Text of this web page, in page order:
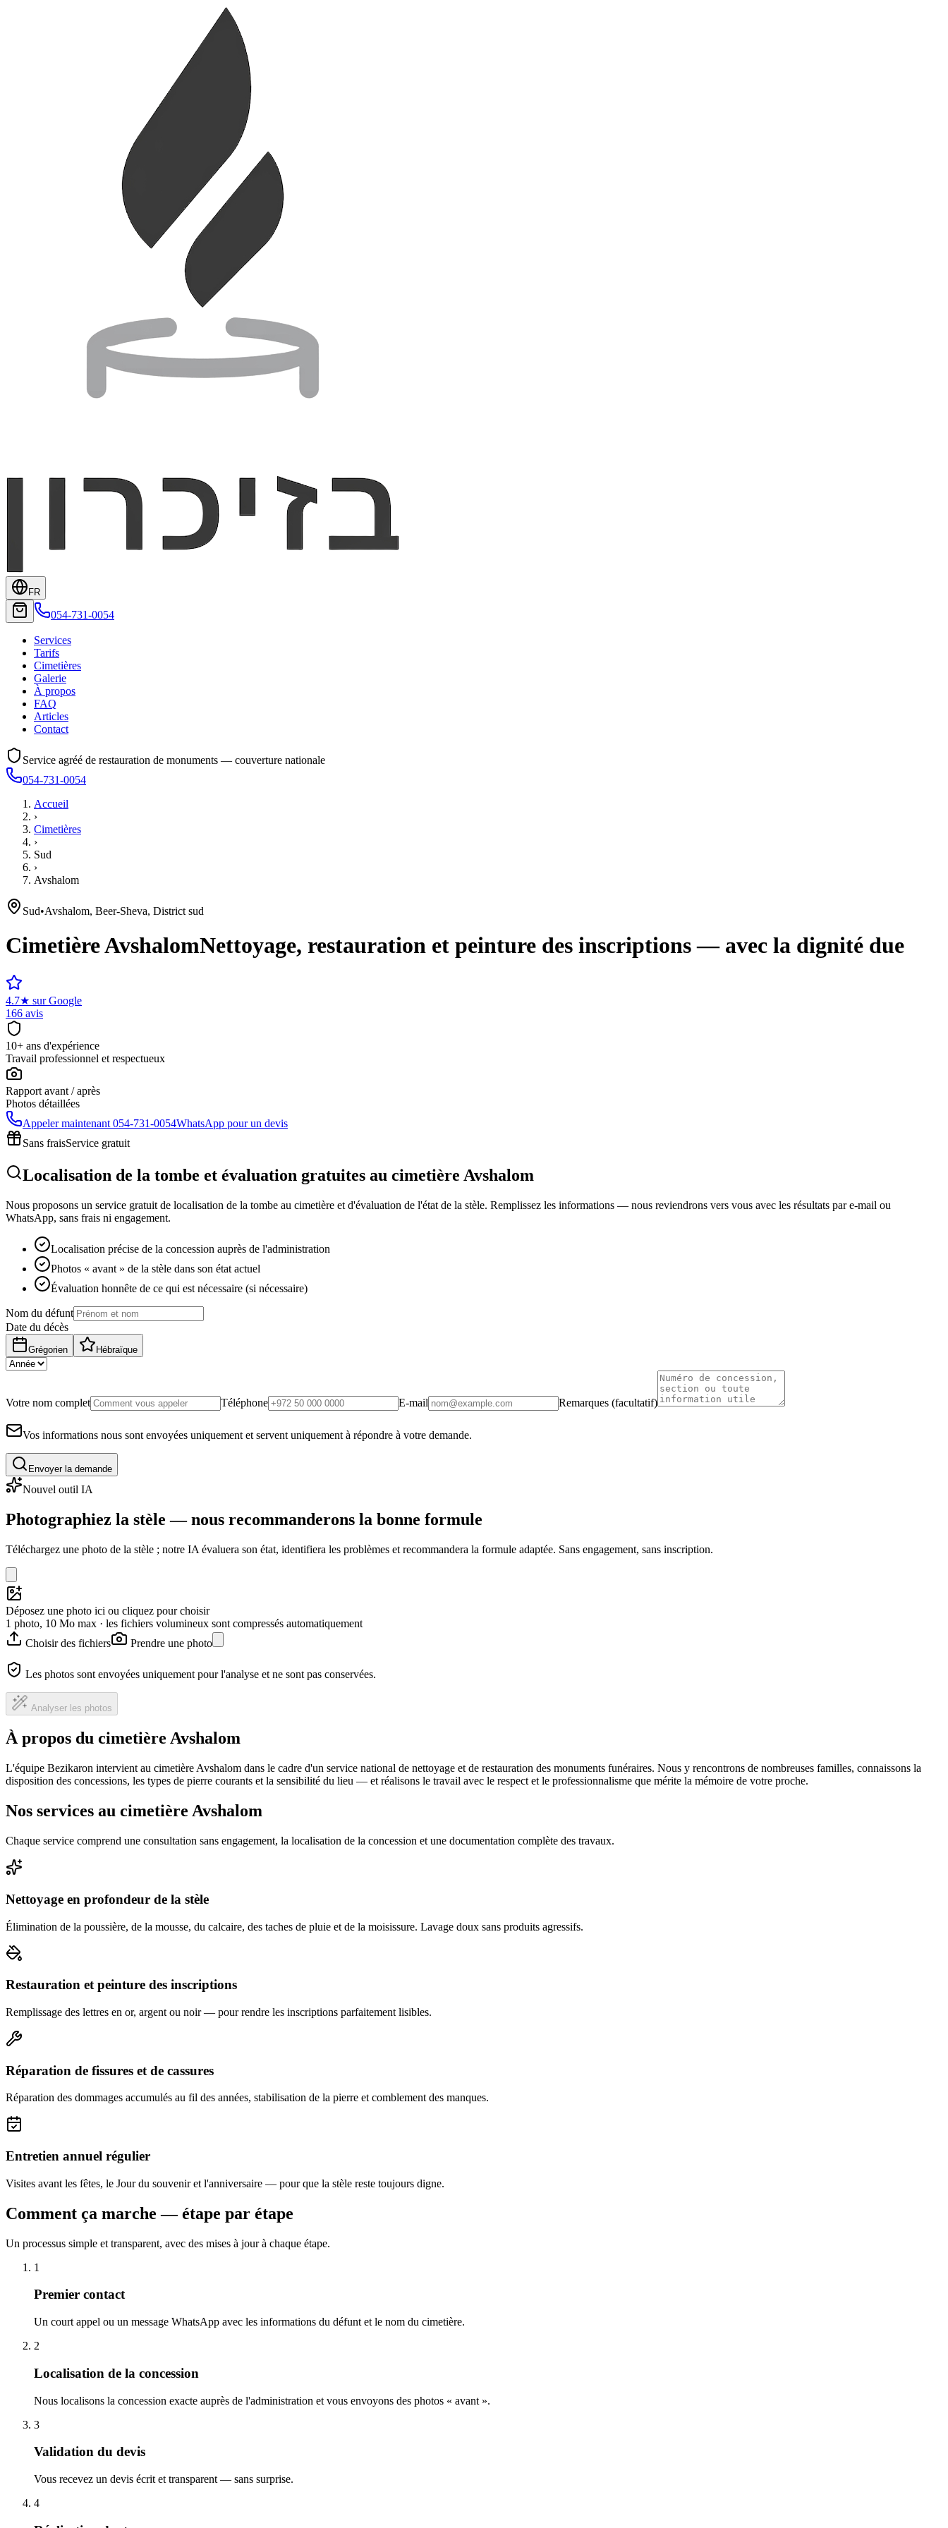
FR
054-731-0054
Services
Tarifs
Cimetières
Galerie
À propos
FAQ
Articles
Contact
Service agréé de restauration de monuments — couverture nationale
054-731-0054
Accueil
›
Cimetières
›
Sud
›
Avshalom
Sud•Avshalom, Beer-Sheva, District sud
CimetièreAvshalomNettoyage, restauration et peinture des inscriptions — avec la dignité due
4.7★ sur Google
166 avis
10+ ans d'expérience
Travail professionnel et respectueux
Rapport avant / après
Photos détaillées
Appeler maintenant 054-731-0054WhatsApp pour un devis
Sans fraisService gratuit
Localisation de la tombe et évaluation gratuites au cimetière Avshalom
Nous proposons un service gratuit de localisation de la tombe au cimetière et d'évaluation de l'état de la stèle. Remplissez les informations — nous reviendrons vers vous avec les résultats par e-mail ou
WhatsApp, sans frais ni engagement.
Localisation précise de la concession auprès de l'administration
Photos « avant » de la stèle dans son état actuel
Évaluation honnête de ce qui est nécessaire (si nécessaire)
Nom du défunt
Date du décès
Grégorien Hébraïque
Votre nom complet Téléphone E-mail Remarques (facultatif)
Vos informations nous sont envoyées uniquement et servent uniquement à répondre à votre demande.
Envoyer la demande
Nouvel outil IA
Photographiez la stèle — nous recommanderons la bonne formule
Téléchargez une photo de la stèle ; notre IA évaluera son état, identifiera les problèmes et recommandera la formule adaptée. Sans engagement, sans inscription.
Déposez une photo ici ou cliquez pour choisir
1 photo, 10 Mo max · les fichiers volumineux sont compressés automatiquement
Choisir des fichiers
Prendre une photo
Les photos sont envoyées uniquement pour l'analyse et ne sont pas conservées.
Analyser les photos
À propos du cimetière Avshalom
L'équipe Bezikaron intervient au cimetière Avshalom dans le cadre d'un service national de nettoyage et de restauration des monuments funéraires. Nous y rencontrons de nombreuses familles, connaissons la
disposition des concessions, les types de pierre courants et la sensibilité du lieu — et réalisons le travail avec le respect et le professionnalisme que mérite la mémoire de votre proche.
Nos services au cimetière Avshalom
Chaque service comprend une consultation sans engagement, la localisation de la concession et une documentation complète des travaux.
Nettoyage en profondeur de la stèle
Élimination de la poussière, de la mousse, du calcaire, des taches de pluie et de la moisissure. Lavage doux sans produits agressifs.
Restauration et peinture des inscriptions
Remplissage des lettres en or, argent ou noir — pour rendre les inscriptions parfaitement lisibles.
Réparation de fissures et de cassures
Réparation des dommages accumulés au fil des années, stabilisation de la pierre et comblement des manques.
Entretien annuel régulier
Visites avant les fêtes, le Jour du souvenir et l'anniversaire — pour que la stèle reste toujours digne.
Comment ça marche — étape par étape
Un processus simple et transparent, avec des mises à jour à chaque étape.
1
Premier contact
Un court appel ou un message WhatsApp avec les informations du défunt et le nom du cimetière.
2
Localisation de la concession
Nous localisons la concession exacte auprès de l'administration et vous envoyons des photos « avant ».
3
Validation du devis
Vous recevez un devis écrit et transparent — sans surprise.
4